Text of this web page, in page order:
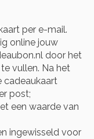
per e-mail.
online jouw
door het
vullen. Na het
cadeaukaart
post;
een waarde van
ingewisseld voor